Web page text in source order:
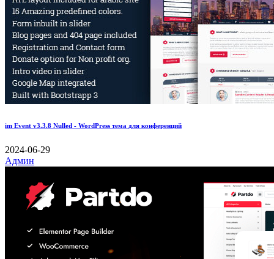
im Event v3.3.8 Nulled - WordPress тема для конференций
2024-06-29
Админ